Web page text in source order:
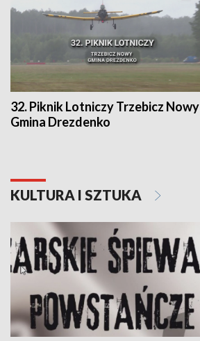
32. Piknik Lotniczy Trzebicz Nowy
Gmina Drezdenko
KULTURA I SZTUKA